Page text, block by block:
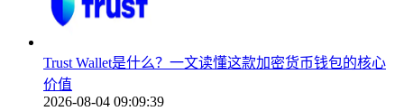
Trust Wallet是什么？一文读懂这款加密货币钱包的核心
价值
2026-08-04 09:09:39